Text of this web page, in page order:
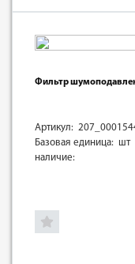
Фильтр
Артикул:
Базовая единица: шт
наличие: